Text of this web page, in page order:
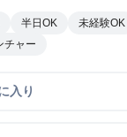
半日OK 未経験OK
チャー
入り